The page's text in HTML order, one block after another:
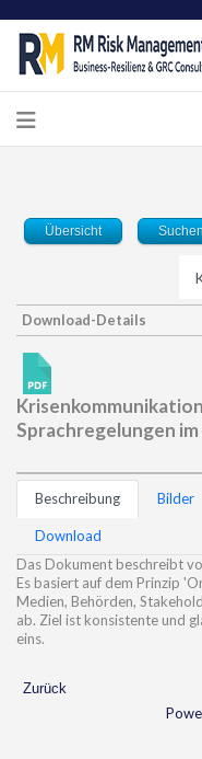
Übersicht
Download-Details
Sprachregelungen
Beschreibung Bilder
Download
Das Dokument beschreibt
Es basiert auf dem Prinzip
Medien, Behörden,
ab. Ziel ist konsistente und
eins.
Zurück